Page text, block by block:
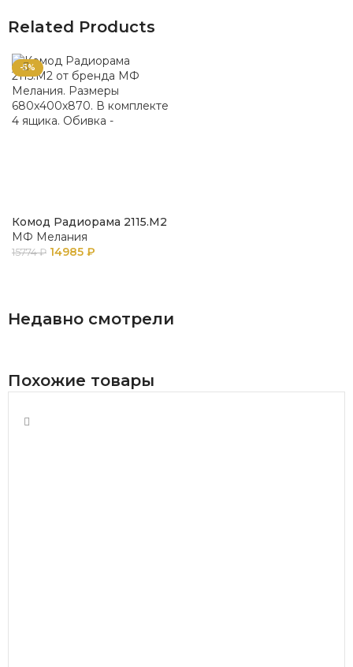
Related Products
-5%
Комод Радиорама 2115.М2
МФ Мелания
15774₽ 14985 ₽
Недавно смотрели
Похожие товары